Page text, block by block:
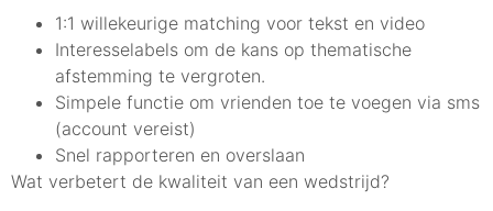
1:1 willekeurige matching voor tekst en video
Interesselabels om de kans op thematische
afstemming te vergroten.
Simpele functie om vrienden toe te voegen via sms
(account vereist)
Snel rapporteren en overslaan
Wat verbetert de kwaliteit van een wedstrijd?